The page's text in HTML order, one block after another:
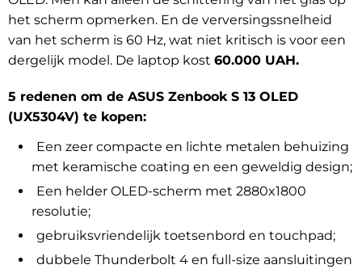
het scherm opmerken. En de verversingssnelheid
van het scherm is 60 Hz, wat niet kritisch is voor een
dergelijk model. De laptop kost 60.000 UAH.
5 redenen om de ASUS Zenbook S 13 OLED
(UX5304V) te kopen:
Een zeer compacte en lichte metalen behuizing
met keramische coating en een geweldig design;
Een helder OLED-scherm met 2880x1800
resolutie;
gebruiksvriendelijk toetsenbord en touchpad;
dubbele Thunderbolt 4 en full-size aansluitingen